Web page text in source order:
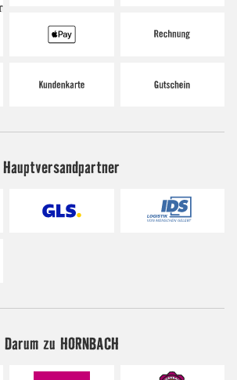
Hauptversandpartner
Darum zu HORNBACH